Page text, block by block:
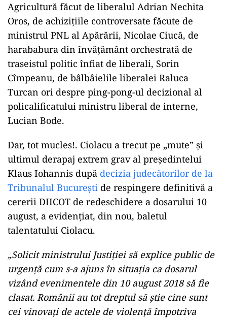
Agricultură făcut de liberalul Adrian Nechita
Oros, de achizițiile controversate făcute de
ministrul PNL al Apărării, Nicolae Ciucă, de
harababura din învățământ orchestrată de
traseistul politic înfiat de liberali, Sorin
Cîmpeanu, de bâlbâielile liberalei Raluca
Turcan ori despre ping-pong-ul decizional al
policalificatului ministru liberal de interne,
Lucian Bode.
Dar, tot mucles!. Ciolacu a trecut pe „mute” și
ultimul derapaj extrem grav al președintelui
Klaus Iohannis după decizia judecătorilor de la
Tribunalul București de respingere definitivă a
cererii DIICOT de redeschidere a dosarului 10
august, a evidențiat, din nou, baletul
talentatului Ciolacu.
„Solicit ministrului Justiției să explice public de
urgență cum s-a ajuns în situația ca dosarul
vizând evenimentele din 10 august 2018 să fie
clasat. Românii au tot dreptul să știe cine sunt
cei vinovați de actele de violență împotriva